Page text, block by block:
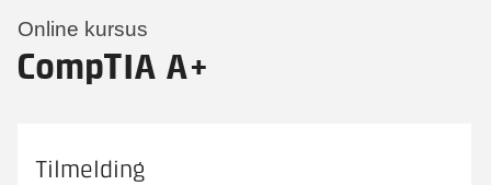
Online kursus
CompTIA A+
Tilmelding